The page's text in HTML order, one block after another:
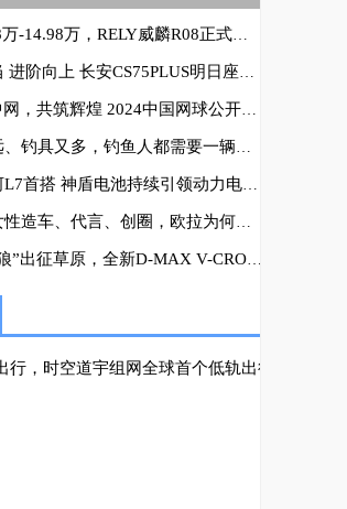
，RELY威麟R08正式上市，首任车主整车终身质保劲省13万！
上 长安CS75PLUS明日座驾线上音乐会唱响一夏
共筑辉煌 2024中国网球公开赛圆满落幕
具又多，钓鱼人都需要一辆吉利新豪越
搭 神盾电池持续引领动力电池安全新高度
造车、代言、创圈，欧拉为何这么做？
草原，全新D-MAX V-CROSS性能体验营即将开启